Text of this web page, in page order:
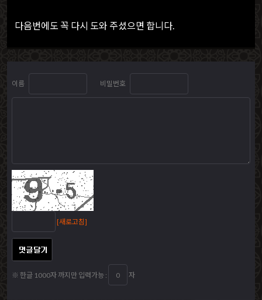
다음번에도 꼭 다시 도와 주셨으면 합니다.
이름 비밀번호
[새로고침]
※ 한글 1000자 까지만 입력가능 : 자